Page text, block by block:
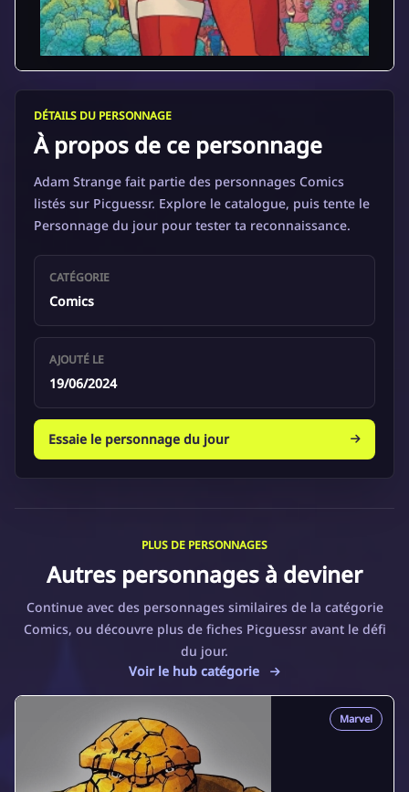
DÉTAILS DU PERSONNAGE
À propos de ce personnage
Adam Strange fait partie des personnages Comics
listés sur Picguessr. Explore le catalogue, puis tente le
Personnage du jour pour tester ta reconnaissance.
CATÉGORIE
Comics
AJOUTÉ LE
19/06/2024
Essaie le personnage du jour
PLUS DE PERSONNAGES
Autres personnages à deviner
Continue avec des personnages similaires de la catégorie
Comics, ou découvre plus de fiches Picguessr avant le défi
du jour.
Voir le hub catégorie
Marvel